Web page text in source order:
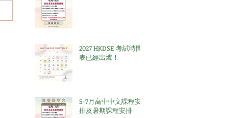
2027 HKDSE 考試時間
表已經出爐！
5-7月高中中文課程安
排及暑期課程安排